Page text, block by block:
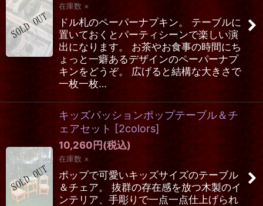
在庫数 ×
ドル札のペーパーナプキン。 テーブルに
置いておくとパーティシーンで楽しい演
出になります。 お茶やお食事の時間にち
ょっと一癖あるデザインのペーパーナプ
キンをどうぞ。 広げると結構な大きさで
一枚一枚…
キッズパッションポップテーブル＆チ
ェアセット [2colors]
10,260円(税込)
在庫数 ×
ポップで可愛いキッズサイズのテーブル
＆チェア。 抜群の存在感を放つ木製のイ
ンテリア、手彫りで一点一点仕上げられ